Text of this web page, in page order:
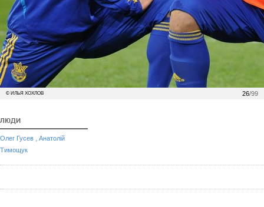
26/99
© ИЛЬЯ ХОХЛОВ
ЛЮДИ
Олег Гусев , Анатолій
Тимощук